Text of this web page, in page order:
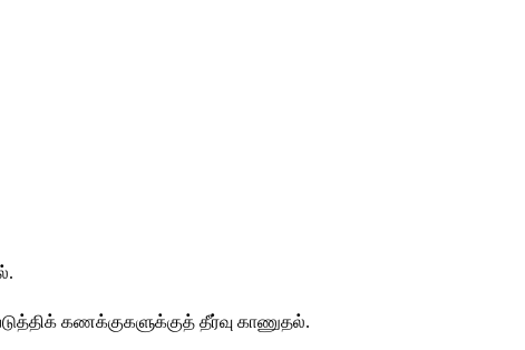
கணக்குகளுக்குத் தீர்வு காணுதல்.